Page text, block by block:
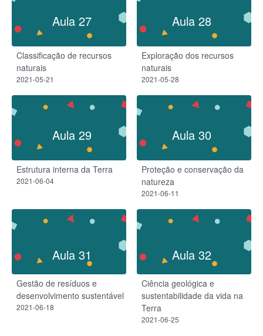
Aula 27
Classificação de recursos
naturais
2021-05-21
Aula 28
Exploração dos recursos
naturais
2021-05-28
Aula 29
Estrutura interna da Terra
2021-06-04
Aula 30
Proteção e conservação da
natureza
2021-06-11
Aula 31
Gestão de resíduos e
desenvolvimento sustentável
2021-06-18
Aula 32
Ciência geológica e
sustentabilidade da vida na
Terra
2021-06-25